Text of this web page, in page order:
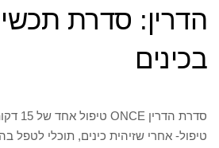
הדרין: סדרת
בכינים
סדרת הדרין ONCE טיפול אחד של 15 דקות בלבד.
טיפול- אחרי שזיהית כינים, תוכלי לטפל